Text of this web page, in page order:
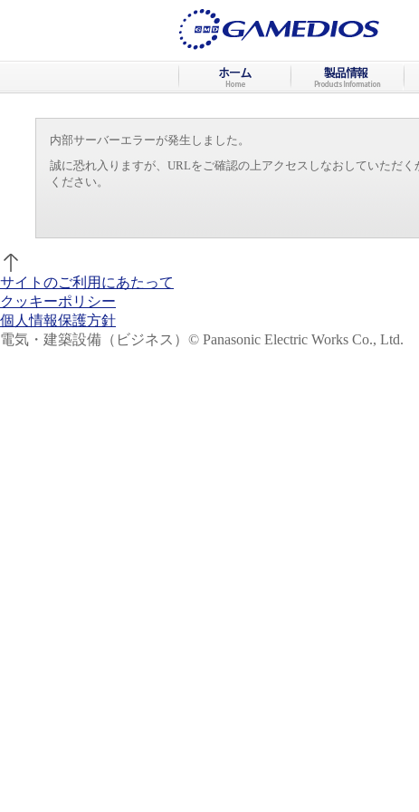
内部サーバーエラーが発生しました。
誠に恐れ入りますが、URLをご確認の上アクセスしなおしていただ
ください。
サイトのご利用にあたって
クッキーポリシー
個人情報保護方針
電気・建築設備（ビジネス） © Panasonic Electric Works Co., Ltd.